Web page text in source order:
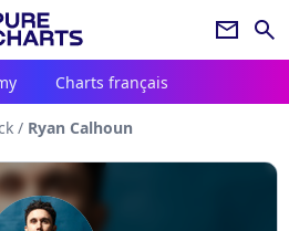
newsletter search
Charts français
/ Ryan Calhoun